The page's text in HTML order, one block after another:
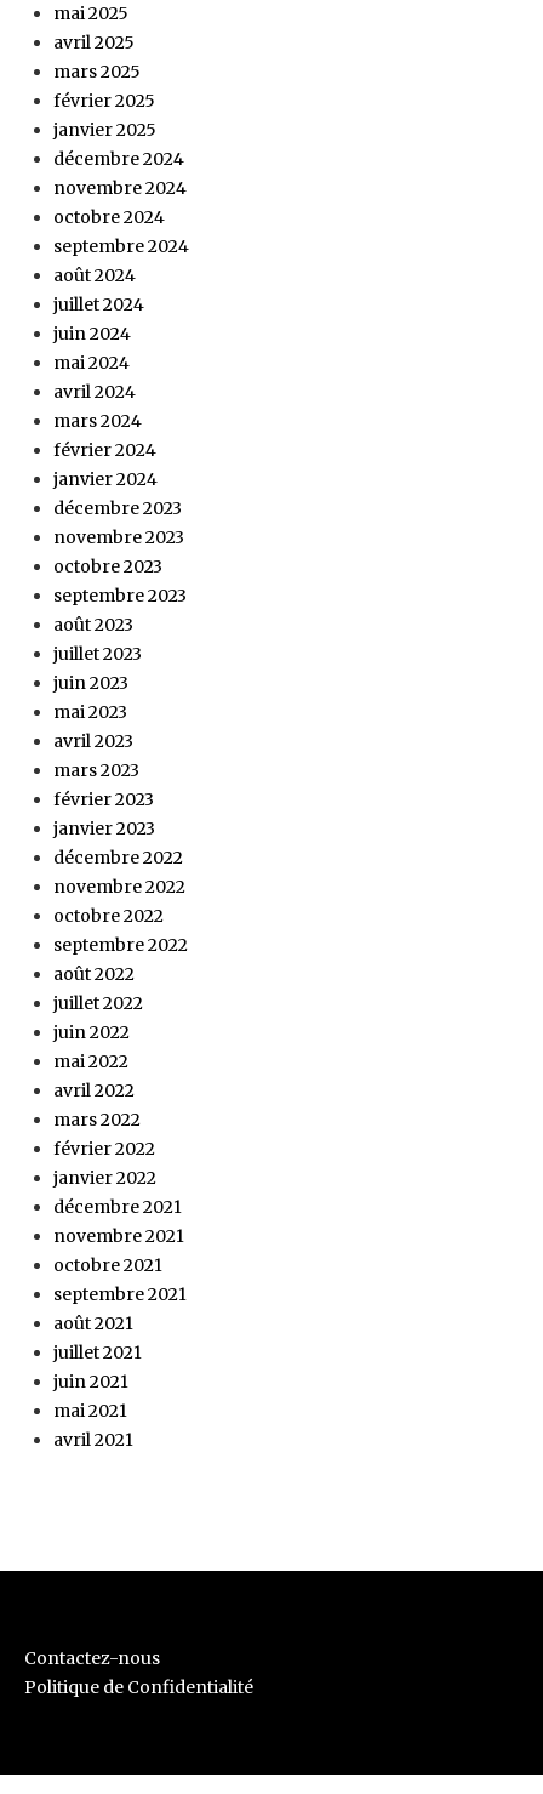
mai 2025
avril 2025
mars 2025
février 2025
janvier 2025
décembre 2024
novembre 2024
octobre 2024
septembre 2024
août 2024
juillet 2024
juin 2024
mai 2024
avril 2024
mars 2024
février 2024
janvier 2024
décembre 2023
novembre 2023
octobre 2023
septembre 2023
août 2023
juillet 2023
juin 2023
mai 2023
avril 2023
mars 2023
février 2023
janvier 2023
décembre 2022
novembre 2022
octobre 2022
septembre 2022
août 2022
juillet 2022
juin 2022
mai 2022
avril 2022
mars 2022
février 2022
janvier 2022
décembre 2021
novembre 2021
octobre 2021
septembre 2021
août 2021
juillet 2021
juin 2021
mai 2021
avril 2021
Contactez-nous
Politique de Confidentialité